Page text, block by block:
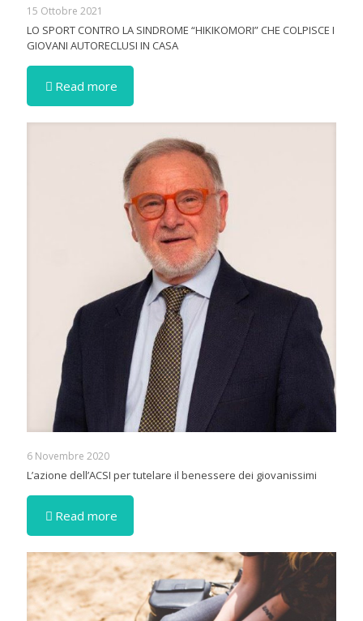
15 Ottobre 2021
LO SPORT CONTRO LA SINDROME “HIKIKOMORI” CHE COLPISCE I
GIOVANI AUTORECLUSI IN CASA
Read more
6 Novembre 2020
L’azione dell’ACSI per tutelare il benessere dei giovanissimi
Read more